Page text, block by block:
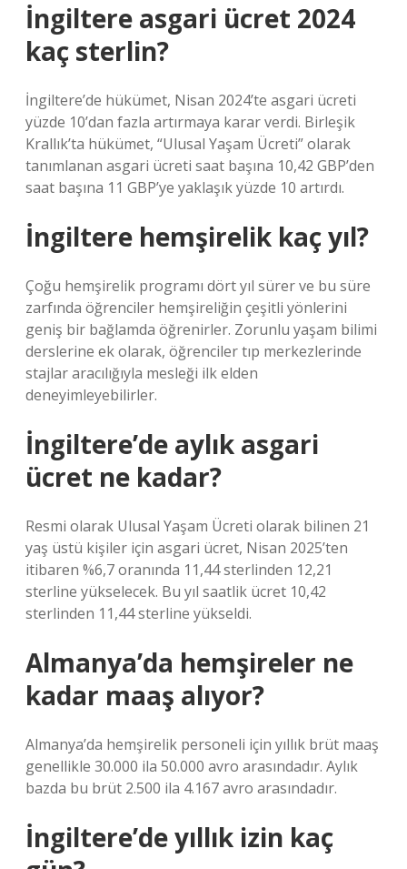
İngiltere asgari ücret 2024
kaç sterlin?
İngiltere’de hükümet, Nisan 2024’te asgari ücreti
yüzde 10’dan fazla artırmaya karar verdi. Birleşik
Krallık’ta hükümet, “Ulusal Yaşam Ücreti” olarak
tanımlanan asgari ücreti saat başına 10,42 GBP’den
saat başına 11 GBP’ye yaklaşık yüzde 10 artırdı.
İngiltere hemşirelik kaç yıl?
Çoğu hemşirelik programı dört yıl sürer ve bu süre
zarfında öğrenciler hemşireliğin çeşitli yönlerini
geniş bir bağlamda öğrenirler. Zorunlu yaşam bilimi
derslerine ek olarak, öğrenciler tıp merkezlerinde
stajlar aracılığıyla mesleği ilk elden
deneyimleyebilirler.
İngiltere’de aylık asgari
ücret ne kadar?
Resmi olarak Ulusal Yaşam Ücreti olarak bilinen 21
yaş üstü kişiler için asgari ücret, Nisan 2025’ten
itibaren %6,7 oranında 11,44 sterlinden 12,21
sterline yükselecek. Bu yıl saatlik ücret 10,42
sterlinden 11,44 sterline yükseldi.
Almanya’da hemşireler ne
kadar maaş alıyor?
Almanya’da hemşirelik personeli için yıllık brüt maaş
genellikle 30.000 ila 50.000 avro arasındadır. Aylık
bazda bu brüt 2.500 ila 4.167 avro arasındadır.
İngiltere’de yıllık izin kaç